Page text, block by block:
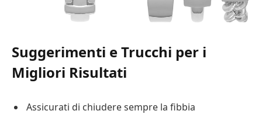
Suggerimenti e Trucchi per i
Migliori Risultati
Assicurati di chiudere sempre la fibbia